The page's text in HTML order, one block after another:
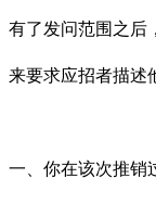
有了发问范围之后
来要求应招者描述
一、你在该次推销